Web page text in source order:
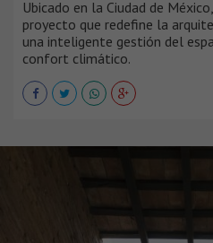
Ubicado en la Ciudad de
proyecto que redefine la
una inteligente gestión del
confort climático.